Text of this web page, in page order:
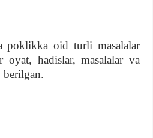
poklikka oid turli masalalar
oyat, hadislar, masalalar va